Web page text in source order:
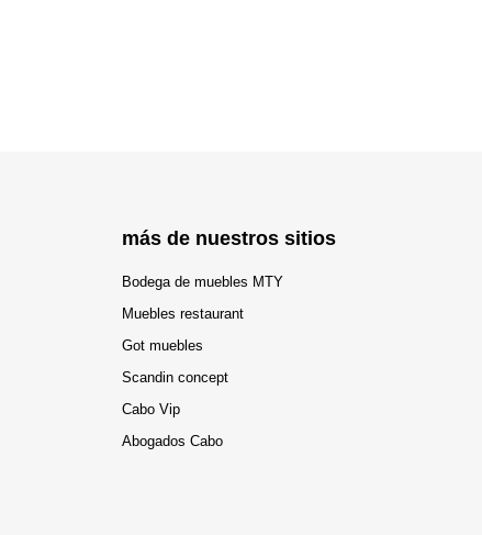
más de nuestros sitios
Bodega de muebles MTY
Muebles restaurant
Got muebles
Scandin concept
Cabo Vip
Abogados Cabo